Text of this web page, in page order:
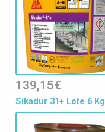
139,15€
Sikadur 31+ Lote 6 Kg